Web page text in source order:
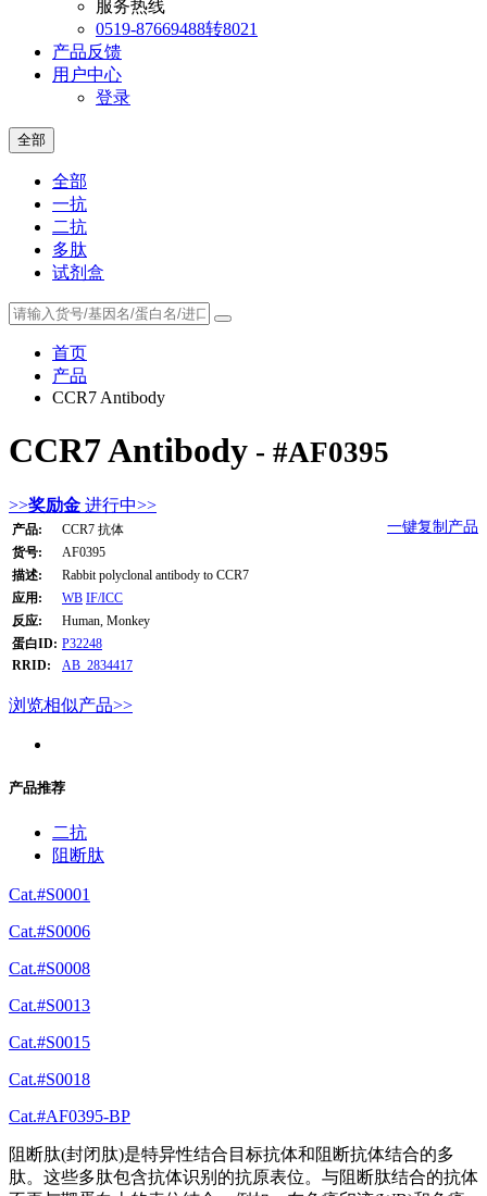
服务热线
0519-87669488转8021
产品反馈
用户中心
登录
全部
全部
一抗
二抗
多肽
试剂盒
首页
产品
CCR7 Antibody
CCR7 Antibody - #AF0395
>>奖励金 进行中>>
一键复制产品
产品:
CCR7 抗体
货号:
AF0395
描述:
Rabbit polyclonal antibody to CCR7
应用:
WB IF/ICC
反应:
Human, Monkey
蛋白ID: P32248
RRID:
AB_2834417
浏览相似产品>>
产品推荐
二抗
阻断肽
Cat.#S0001
Cat.#S0006
Cat.#S0008
Cat.#S0013
Cat.#S0015
Cat.#S0018
Cat.#AF0395-BP
阻断肽(封闭肽)是特异性结合目标抗体和阻断抗体结合的多
肽。这些多肽包含抗体识别的抗原表位。与阻断肽结合的抗体